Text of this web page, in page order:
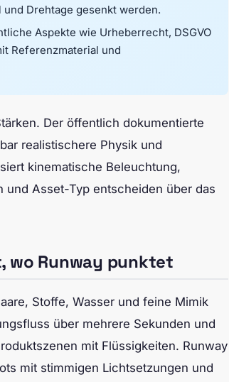
Drehtage gesenkt werden.
Aspekte wie Urheberrecht, DSGVO
Referenzmaterial und
Der öffentlich dokumentierte
realistischere Physik und
kinematische Beleuchtung,
und Asset-Typ entscheiden über das
wo Runway punktet
Stoffe, Wasser und feine Mimik
über mehrere Sekunden und
mit Flüssigkeiten. Runway
mit stimmigen Lichtsetzungen und